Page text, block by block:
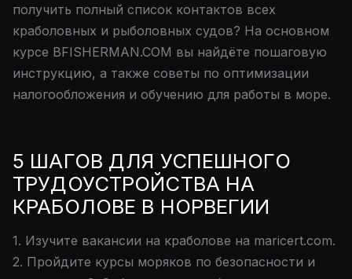
получить полный список контактов всех
краболовных и рыболовных судов? На основном
курсе BFISHERMAN.COM вы найдёте пошаговую
инструкцию, а также советы по оптимизации
налогообложения и обучению для работы в море.
5 ШАГОВ ДЛЯ УСПЕШНОГО
ТРУДОУСТРОЙСТВА НА
КРАБОЛОВЕ В НОРВЕГИИ
1. Изучите вакансии на краболове на maricert.com.
2. Пройдите курсы моряков по безопасности и